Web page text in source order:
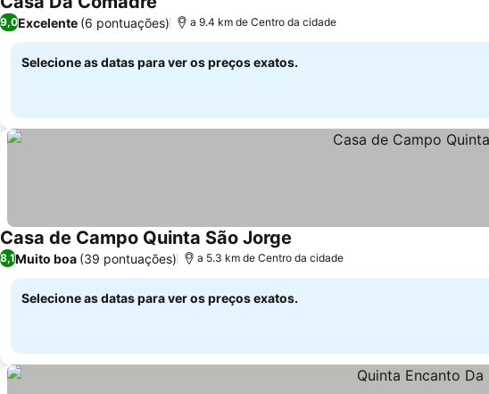
9,0Excelente (6 pontuações) a 9.4 km de Centro da cidade
Selecione as datas para ver os preços exatos.
Casa de Campo Quinta São Jorge
8,1Muito boa (39 pontuações) a 5.3 km de Centro da cidade
Selecione as datas para ver os preços exatos.